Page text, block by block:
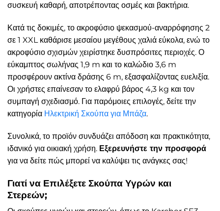
συσκευή καθαρή, αποτρέποντας οσμές και βακτήρια.
Κατά τις δοκιμές, το ακροφύσιο ψεκασμού-αναρρόφησης 2
σε 1 XXL καθάρισε μεσαίου μεγέθους χαλιά εύκολα, ενώ το
ακροφύσιο σχισμών χειρίστηκε δυσπρόσιτες περιοχές. Ο
εύκαμπτος σωλήνας 1,9 m και το καλώδιο 3,6 m
προσφέρουν ακτίνα δράσης 6 m, εξασφαλίζοντας ευελιξία.
Οι χρήστες επαίνεσαν το ελαφρύ βάρος 4,3 kg και τον
συμπαγή σχεδιασμό. Για παρόμοιες επιλογές, δείτε την
κατηγορία Ηλεκτρική Σκούπα για Μπάζα.
Συνολικά, το προϊόν συνδυάζει απόδοση και πρακτικότητα,
ιδανικό για οικιακή χρήση. Εξερευνήστε την προσφορά
για να δείτε πώς μπορεί να καλύψει τις ανάγκες σας!
Γιατί να Επιλέξετε Σκούπα Υγρών και
Στερεών;